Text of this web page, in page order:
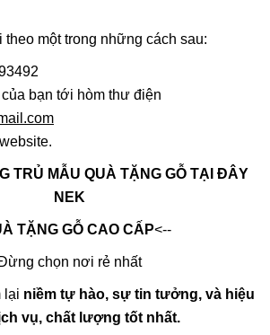
theo một trong những cách sau:
bạn tới hòm thư điện
TRỦ MẪU QUÀ TẶNG GỖ TẠI ĐÂY
NEK
TẶNG GỖ CAO CẤP<--
chọn nơi rẻ nhất
lại niềm tự hào, sự tin tưởng, và hiệu
vụ, chất lượng tốt nhất.